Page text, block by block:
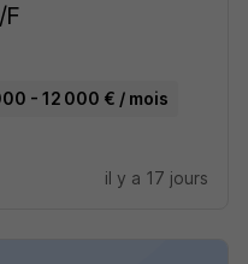
- 12 000 € / mois
il y a 17 jours